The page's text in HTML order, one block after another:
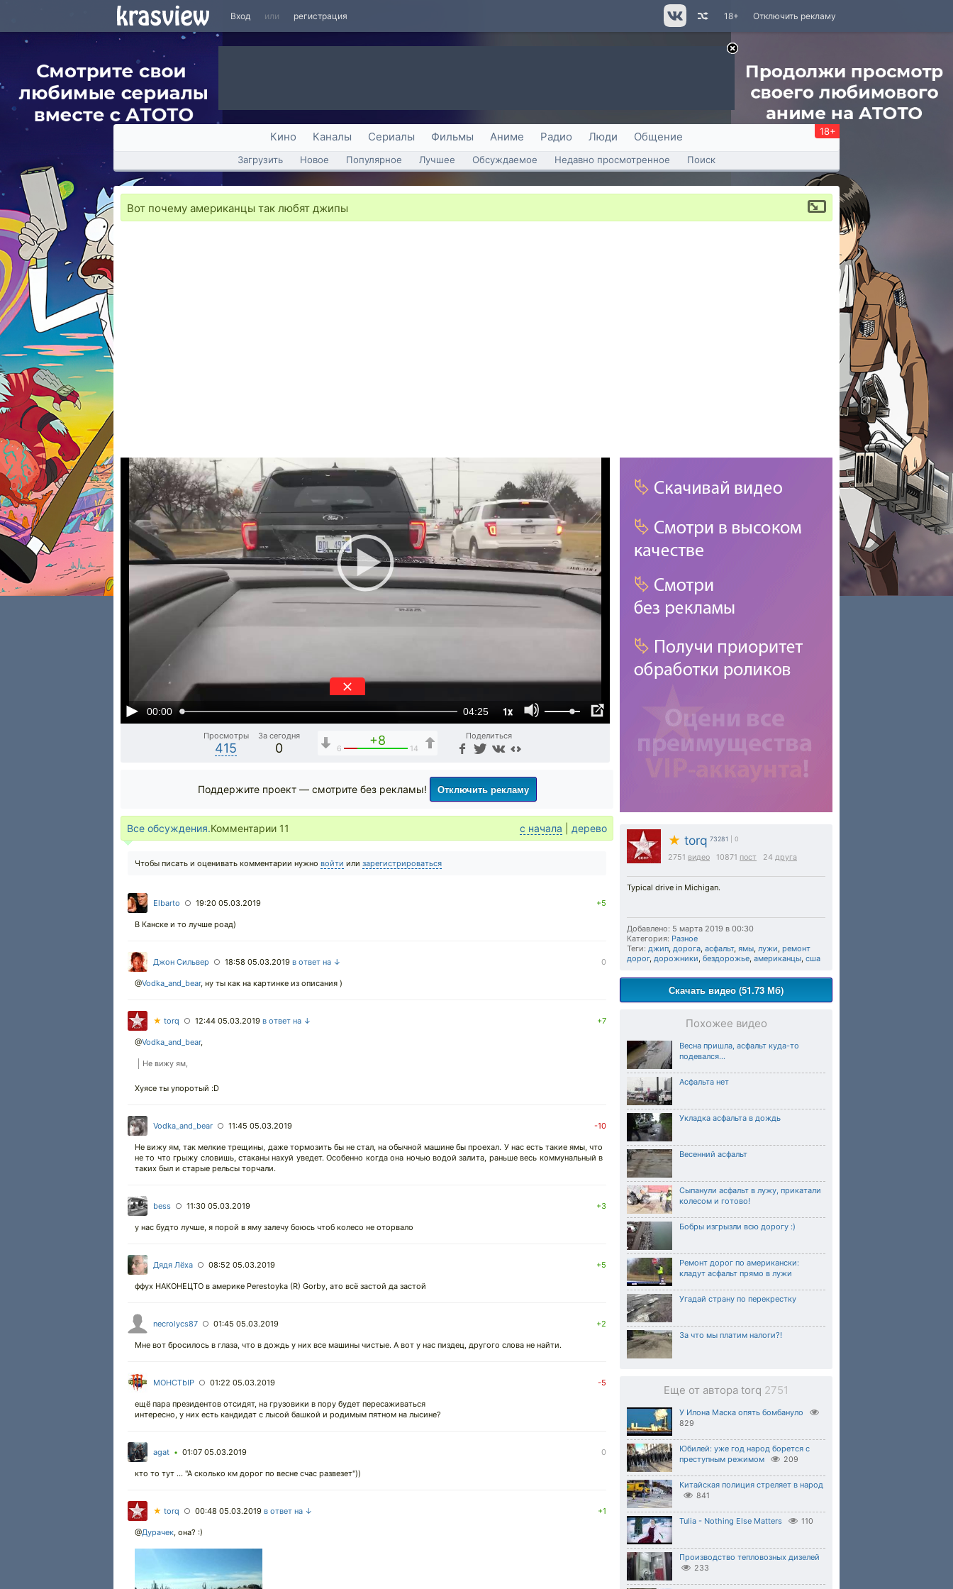
Вход или регистрация Отключить рекламу
18+
Кино Каналы Сериалы Фильмы Аниме Радио Люди Общение 18+
Загрузить Новое Популярное Лучшее Обсуждаемое Недавно просмотренное Поиск
Вот почему американцы так любят джипы
00:00 04:25 1x
Просмотры
415
За сегодня
0
+8
6 14
Поделиться
★ torq 73281 | 0
2751 видео 10871 пост 24 друга
Typical drive in Michigan.
Добавлено: 5 марта 2019 в 00:30
Категория: Разное
Теги: джип, дорога, асфальт, ямы, лужи, ремонт
дорог, дорожники, бездорожье, американцы, сша
Скачать видео (51.73 Мб)
Похожее видео
Весна пришла, асфальт куда-то
подевался...
Асфальта нет
Укладка асфальта в дождь
Весенний асфальт
Сыпанули асфальт в лужу, прикатали
колесом и готово!
Бобры изгрызли всю дорогу :)
Ремонт дорог по американски:
кладут асфальт прямо в лужи
Угадай страну по перекрестку
За что мы платим налоги?!
Еще от автора torq 2751
У Илона Маска опять бомбануло
829
Юбилей: уже год народ борется с
преступным режимом
209
Китайская полиция стреляет в народ
841
Tulia - Nothing Else Matters 110
Производство тепловозных дизелей
233
Поддержите проект — смотрите без рекламы! Отключить рекламу
Все обсуждения.Комментарии 11 с начала дерево
Чтобы писать и оценивать комментарии нужно войти или зарегистрироваться
Elbarto ○ 19:20 05.03.2019 +5
В Канске и то лучше роад)
Джон Сильвер ○ 18:58 05.03.2019 в ответ на ↓ 0
@Vodka_and_bear, ну ты как на картинке из описания )
★ torq ○ 12:44 05.03.2019 в ответ на ↓ +7
@Vodka_and_bear,
Не вижу ям,
Хуясе ты упоротый :D
Vodka_and_bear ○ 11:45 05.03.2019 -10
Не вижу ям, так мелкие трещины, даже тормозить бы не стал, на обычной машине бы проехал. У нас есть такие ямы, что
не то что грыжу словишь, стаканы нахуй уведет. Особенно когда она ночью водой залита, раньше весь коммунальный в
таких был и старые рельсы торчали.
bess ○ 11:30 05.03.2019 +3
у нас будто лучше, я порой в яму залечу боюсь чтоб колесо не оторвало
Дядя Лёха ○ 08:52 05.03.2019 +5
ффух НАКОНЕЦТО в америке Perestoyka (R) Gorby, ато всё застой да застой
necrolycs87 ○ 01:45 05.03.2019 +2
Мне вот бросилось в глаза, что в дождь у них все машины чистые. А вот у нас пиздец, другого слова не найти.
MOHCTbIP ○ 01:22 05.03.2019 -5
ещё пара президентов отсидят, на грузовики в пору будет пересаживаться
интересно, у них есть кандидат с лысой башкой и родимым пятном на лысине?
agat • 01:07 05.03.2019 0
кто то тут ... "А сколько км дорог по весне счас развезет"))
★ torq ○ 00:48 05.03.2019 в ответ на ↓ +1
@Дурачек, она? :)